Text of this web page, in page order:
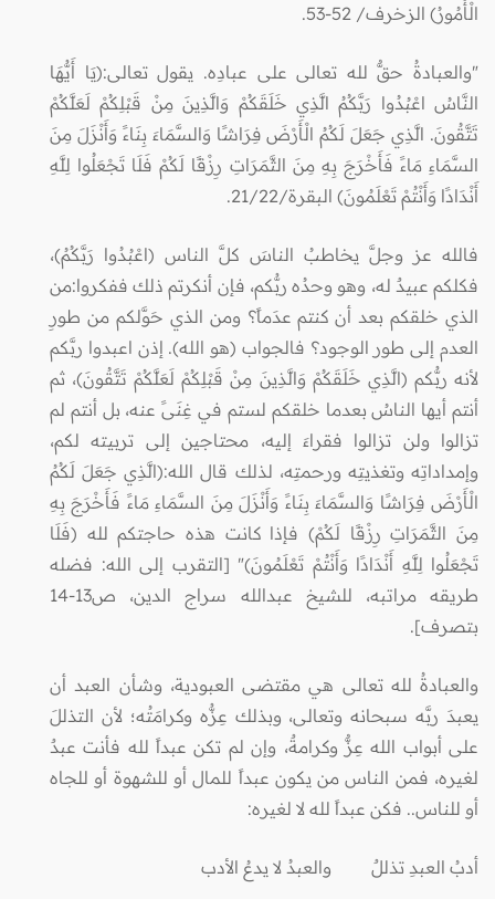
الْأُمُورُ) الزخرف/ 52-53.
"والعبادةُ حقٌّ لله تعالى على عبادِه. يقول تعالى:(يَا أَيُّهَا
النَّاسُ اعْبُدُوا رَبَّكُمُ الَّذِي خَلَقَكُمْ وَالَّذِينَ مِنْ قَبْلِكُمْ لَعَلَّكُمْ
تَتَّقُونَ. الَّذِي جَعَلَ لَكُمُ الْأَرْضَ فِرَاشًا وَالسَّمَاءَ بِنَاءً وَأَنْزَلَ مِنَ
السَّمَاءِ مَاءً فَأَخْرَجَ بِهِ مِنَ الثَّمَرَاتِ رِزْقًا لَكُمْ فَلَا تَجْعَلُوا لِلَّهِ
أَنْدَادًا وَأَنْتُمْ تَعْلَمُونَ) البقرة/21/22.
فالله عز وجلَّ يخاطبُ الناسَ كلَّ الناس (اعْبُدُوا رَبَّكُمُ)،
فكلكم عبيدٌ له، وهو وحدُه ربُّكم، فإن أنكرتم ذلك ففكروا:من
الذي خلقكم بعد أن كنتم عدَماً؟ ومن الذي حَوَّلكم من طورِ
العدم إلى طور الوجود؟ فالجواب (هو الله). إذن اعبدوا ربَّكم
لأنه ربُّكم (الَّذِي خَلَقَكُمْ وَالَّذِينَ مِنْ قَبْلِكُمْ لَعَلَّكُمْ تَتَّقُونَ)، ثم
أنتم أيها الناسُ بعدما خلقكم لستم في غِنَىً عنه، بل أنتم لم
تزالوا ولن تزالوا فقراءَ إليه، محتاجين إلى تربيته لكم،
وإمداداتِه وتغذيتِه ورحمتِه، لذلك قال الله:(الَّذِي جَعَلَ لَكُمُ
الْأَرْضَ فِرَاشًا وَالسَّمَاءَ بِنَاءً وَأَنْزَلَ مِنَ السَّمَاءِ مَاءً فَأَخْرَجَ بِهِ
مِنَ الثَّمَرَاتِ رِزْقًا لَكُمْ) فإذا كانت هذه حاجتكم لله (فَلَا
تَجْعَلُوا لِلَّهِ أَنْدَادًا وَأَنْتُمْ تَعْلَمُونَ)" [التقرب إلى الله: فضله
طريقه مراتبه، للشيخ عبدالله سراج الدين، ص13-14
بتصرف].
والعبادةُ لله تعالى هي مقتضى العبودية، وشأن العبد أن
يعبدَ ربَّه سبحانه وتعالى، وبذلك عِزُّه وكرامَتُه؛ لأن التذللَ
على أبواب الله عِزٌّ وكرامةٌ، وإن لم تكن عبداً لله فأنت عبدٌ
لغيره، فمن الناس من يكون عبداً للمال أو للشهوة أو للجاه
أو للناس.. فكن عبداً لله لا لغيره:
أدبُ العبدِ تذللٌ والعبدُ لا يدعُ الأدب